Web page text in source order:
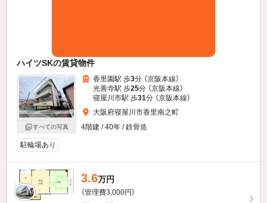
ハイツSKの賃貸物件
すべての写真
香里園駅 歩3分 （京阪本線）
光善寺駅 歩25分 （京阪本線）
寝屋川市駅 歩31分 （京阪本線）
大阪府寝屋川市香里南之町
4階建 / 40年 / 鉄骨造
駐輪場あり
3.6万円
（管理費3,000円）